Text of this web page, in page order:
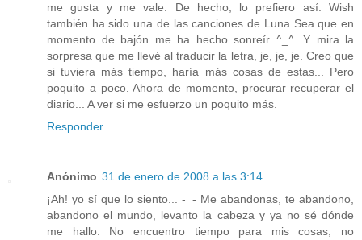
me gusta y me vale. De hecho, lo prefiero así. Wish
también ha sido una de las canciones de Luna Sea que en
momento de bajón me ha hecho sonreír ^_^. Y mira la
sorpresa que me llevé al traducir la letra, je, je, je. Creo que
si tuviera más tiempo, haría más cosas de estas... Pero
poquito a poco. Ahora de momento, procurar recuperar el
diario... A ver si me esfuerzo un poquito más.
Responder
Anónimo 31 de enero de 2008 a las 3:14
¡Ah! yo sí que lo siento... -_- Me abandonas, te abandono,
abandono el mundo, levanto la cabeza y ya no sé dónde
me hallo. No encuentro tiempo para mis cosas, no